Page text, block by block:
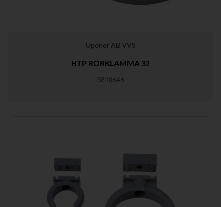
Uponor AB VVS
HTP RÖRKLAMMA 32
3810646